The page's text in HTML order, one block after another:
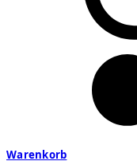
Warenkorb